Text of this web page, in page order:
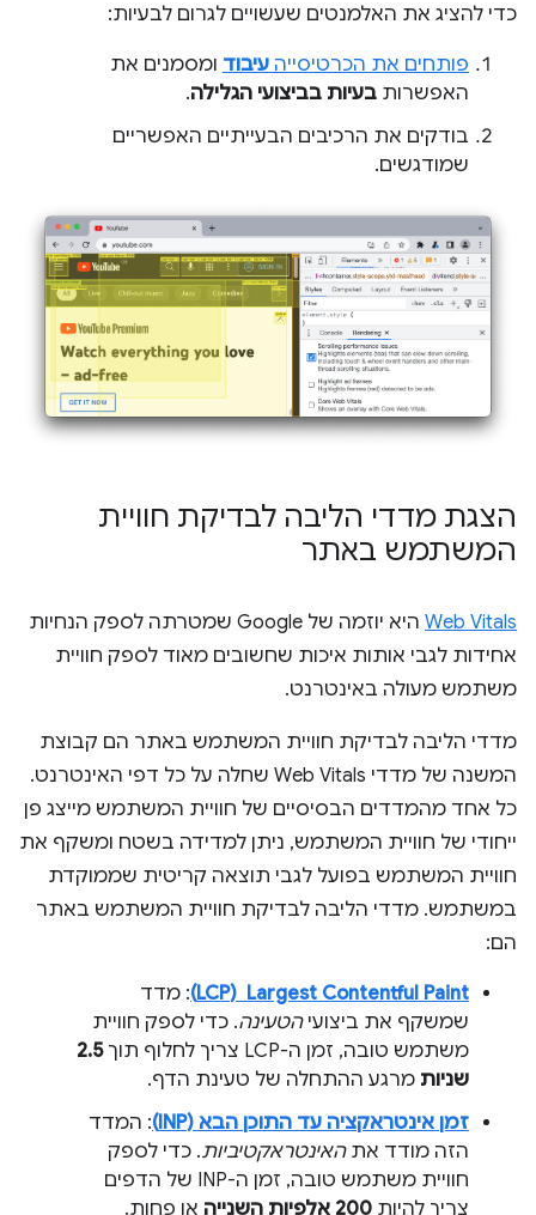
כדי להציג את האלמנטים שעשויים לגרום לבעיות:
פותחים את הכרטיסייה עיבוד ומסמנים את
האפשרות בעיות בביצועי הגלילה.
בודקים את הרכיבים הבעייתיים האפשריים
שמודגשים.
הצגת מדדי הליבה לבדיקת חוויית
המשתמש באתר
Web Vitals
היא יוזמה של Google שמטרתה לספק הנחיות
אחידות לגבי אותות איכות שחשובים מאוד לספק חוויית
משתמש מעולה באינטרנט.
מדדי הליבה לבדיקת חוויית המשתמש באתר הם קבוצת
המשנה של מדדי Web Vitals שחלה על כל דפי האינטרנט.
כל אחד מהמדדים הבסיסיים של חוויית המשתמש מייצג פן
ייחודי של חוויית המשתמש, ניתן למדידה בשטח ומשקף את
חוויית המשתמש בפועל לגבי תוצאה קריטית שממוקדת
במשתמש. מדדי הליבה לבדיקת חוויית המשתמש באתר
הם:
Largest Contentful Paint ‏ (LCP)
: מדד
שמשקף את ביצועיהטעינה. כדי לספק חוויית
משתמש טובה, זמן ה-LCP צריך לחלוף תוך
2.5
שניות מרגע ההתחלה של טעינת הדף.
זמן אינטראקציה עד התוכן הבא (INP)
: המדד
הזה מודד אתהאינטראקטיביות. כדי לספק
חוויית משתמש טובה, זמן ה-INP של הדפים
צריך להיות 200 אלפיות השנייה
או פחות.